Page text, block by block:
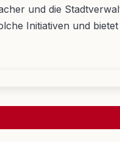
und die
Initiativen und